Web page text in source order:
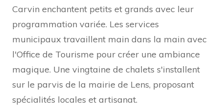
Carvin enchantent petits et grands avec leur
programmation variée. Les services
municipaux travaillent main dans la main avec
l'Office de Tourisme pour créer une ambiance
magique. Une vingtaine de chalets s'installent
sur le parvis de la mairie de Lens, proposant
spécialités locales et artisanat.